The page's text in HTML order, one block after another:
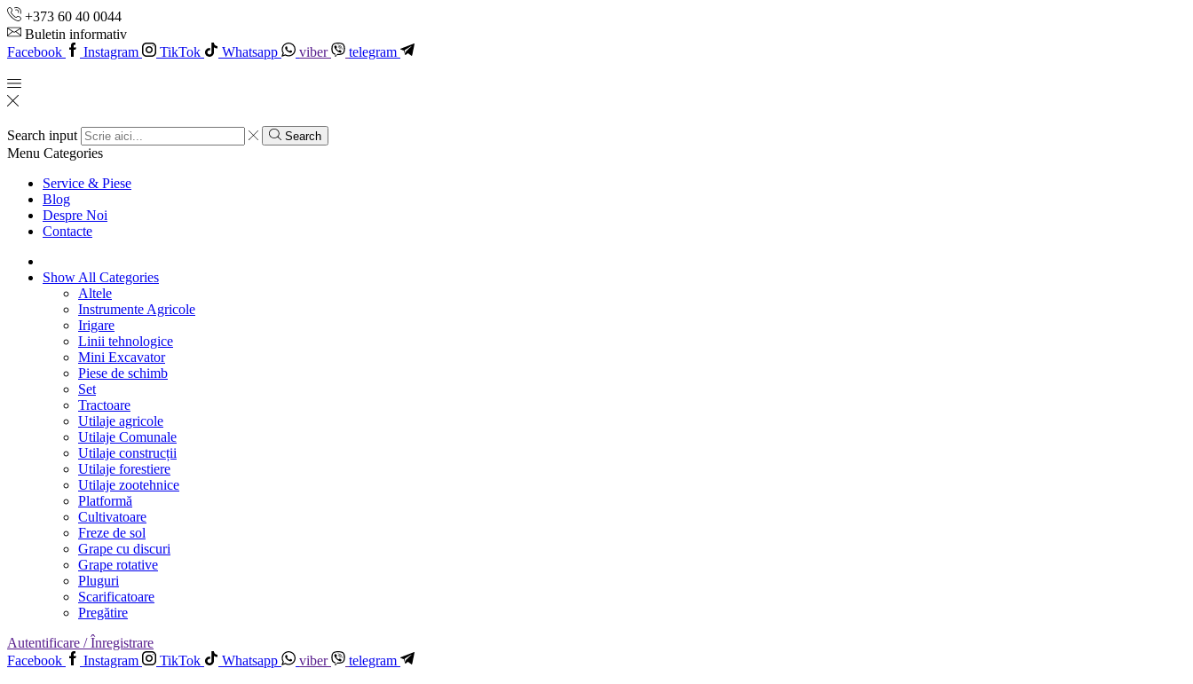
+373 60 40 0044
Buletin informativ
Facebook
Instagram TikTok Whatsapp viber telegram
Search input Search
Menu Categories
Service & Piese
Blog
Despre Noi
Contacte
Show All Categories
Altele
Instrumente Agricole
Irigare
Linii tehnologice
Mini Excavator
Piese de schimb
Set
Tractoare
Utilaje agricole
Utilaje Comunale
Utilaje construcții
Utilaje forestiere
Utilaje zootehnice
Platformă
Cultivatoare
Freze de sol
Grape cu discuri
Grape rotative
Pluguri
Scarificatoare
Pregătire
Autentificare / Înregistrare
Facebook
Instagram TikTok Whatsapp viber
telegram